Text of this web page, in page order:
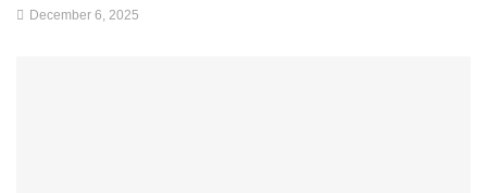
December 6, 2025